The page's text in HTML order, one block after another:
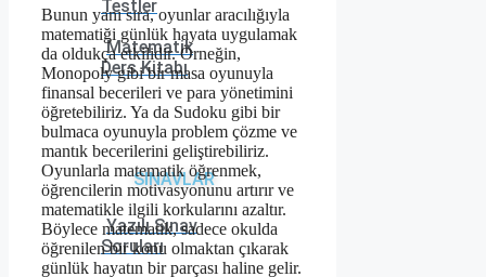
Testler
Matematik
Ders Kitabı
SINAVLAR
Yazılı Sınav
Soruları
Bunun yanı sıra, oyunlar aracılığıyla
matematiği günlük hayata uygulamak
da oldukça etkilidir. Örneğin,
Monopoly gibi bir masa oyunuyla
finansal becerileri ve para yönetimini
öğretebiliriz. Ya da Sudoku gibi bir
bulmaca oyunuyla problem çözme ve
mantık becerilerini geliştirebiliriz.
Oyunlarla matematik öğrenmek,
öğrencilerin motivasyonunu artırır ve
matematikle ilgili korkularını azaltır.
Böylece matematik, sadece okulda
öğrenilen bir konu olmaktan çıkarak
günlük hayatın bir parçası haline gelir.